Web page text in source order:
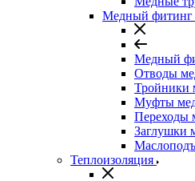
Медный фитинг
Медный
Отводы
Тройники
Муфты
Переходы
Заглушки
Теплоизоляция